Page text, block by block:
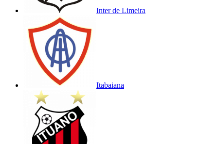
Inter de Limeira
Itabaiana